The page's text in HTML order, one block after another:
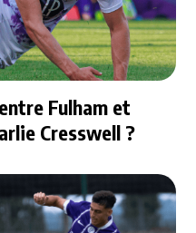
Fulham et
Cresswell ?